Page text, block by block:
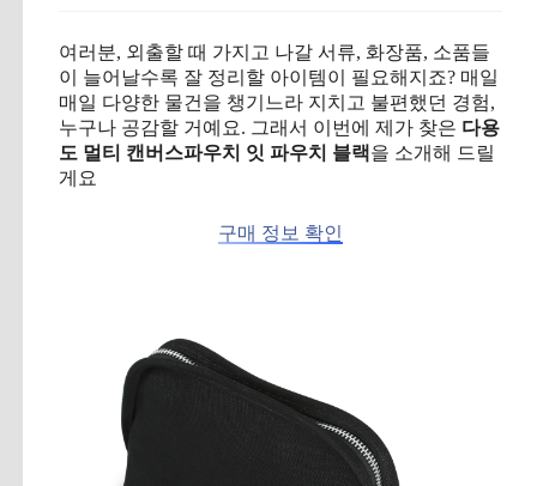
여러분, 외출할 때 가지고 나갈 서류, 화장품, 소품들
이 늘어날수록 잘 정리할 아이템이 필요해지죠? 매일
매일 다양한 물건을 챙기느라 지치고 불편했던 경험,
누구나 공감할 거예요. 그래서 이번에 제가 찾은 다용
도 멀티 캔버스파우치 잇 파우치 블랙을 소개해 드릴
게요
구매 정보 확인